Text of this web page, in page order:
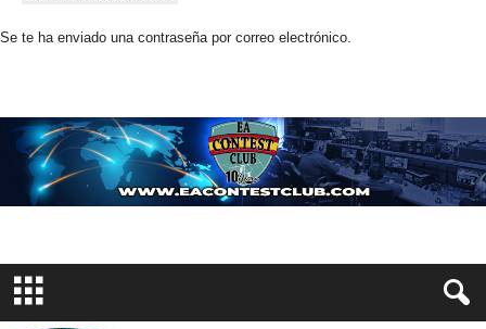
Se te ha enviado una contraseña por correo electrónico.